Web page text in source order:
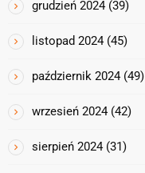
grudzień 2024 (39)
listopad 2024 (45)
październik 2024 (49)
wrzesień 2024 (42)
sierpień 2024 (31)